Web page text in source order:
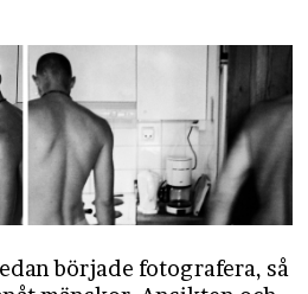
började fotografera, så